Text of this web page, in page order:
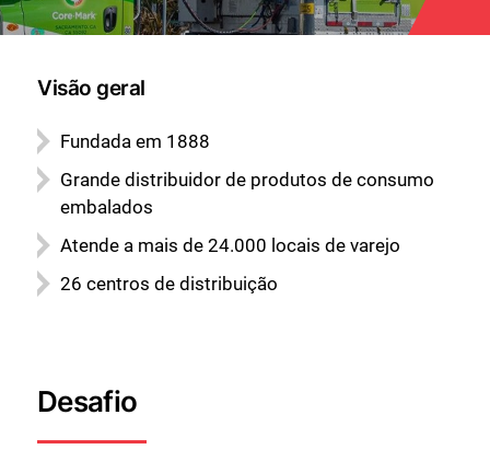
Visão geral
Fundada em 1888
Grande distribuidor de produtos de consumo
embalados
Atende a mais de 24.000 locais de varejo
26 centros de distribuição
Desafio